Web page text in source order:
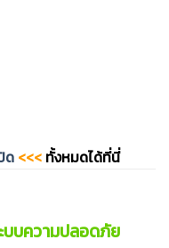
ด <<<ทั้งหมดได้ที่นี่
บบความปลอดภัย